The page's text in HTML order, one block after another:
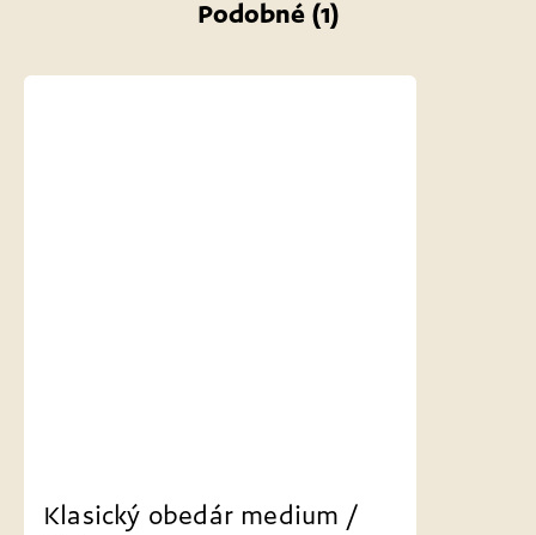
Podobné (1)
Klasický obedár medium /